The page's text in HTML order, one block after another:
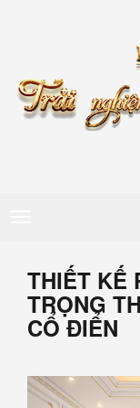
THIẾT KẾ
TRỌNG
CỔ ĐIỂN